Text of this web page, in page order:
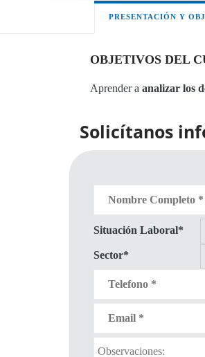
PRESENTACIÓN Y
OBJETIVOS DEL
Aprender a analizar los
Solicítanos
Situación Laboral*
Sector*